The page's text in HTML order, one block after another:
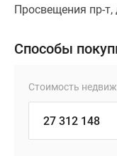
Просвещения пр-т,
Способы
Стоимость